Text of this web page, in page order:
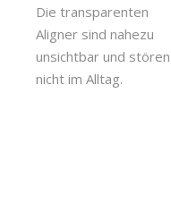
Die transparenten
Aligner sind nahezu
unsichtbar und stören
nicht im Alltag.